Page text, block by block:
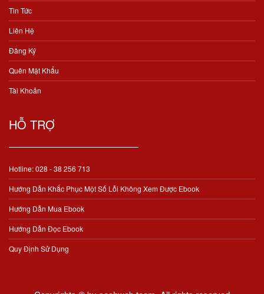
Tin Tức
Liên Hệ
Đăng Ký
Quên Mật Khẩu
Tài Khoản
HỖ TRỢ
Hotline: 028 - 38 256 713
Hướng Dẫn Khắc Phục Một Số Lỗi Không Xem Được Ebook
Hướng Dẫn Mua Ebook
Hướng Dẫn Đọc Ebook
Quy Định Sử Dụng